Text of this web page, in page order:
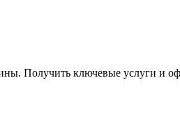
Получить ключевые услуги и